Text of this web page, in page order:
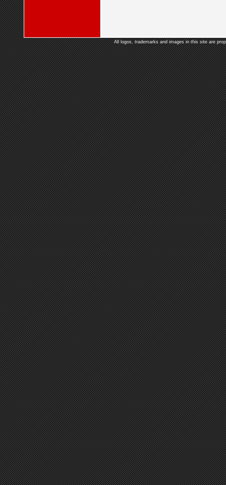
All logos, trademarks and images in this site are